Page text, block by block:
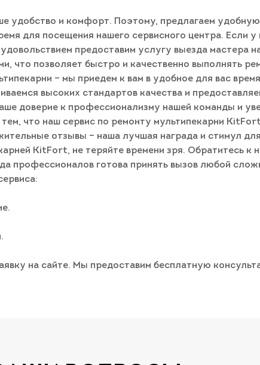
удобство и комфорт. Поэтому, предлагаем
для посещения нашего сервисного центра. Если у
предоставим услугу выезда мастера
что позволяет быстро и качественно выполнять
– мы приедем к вам в удобное для вас
высоких стандартов качества и
доверие к профессионализму нашей команды и
что наш сервис по ремонту мультипекарни
отзывы – наша лучшая награда и стимул
KitFort, не теряйте времени зря. Обратитесь к
профессионалов готова принять вызов любой
на сайте. Мы предоставим бесплатную